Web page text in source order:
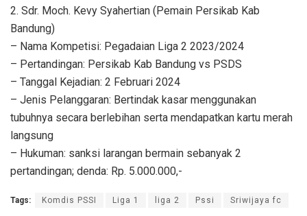
2. Sdr. Moch. Kevy Syahertian (Pemain Persikab Kab
Bandung)
– Nama Kompetisi: Pegadaian Liga 2 2023/2024
– Pertandingan: Persikab Kab Bandung vs PSDS
– Tanggal Kejadian: 2 Februari 2024
– Jenis Pelanggaran: Bertindak kasar menggunakan
tubuhnya secara berlebihan serta mendapatkan kartu merah
langsung
– Hukuman: sanksi larangan bermain sebanyak 2
pertandingan; denda: Rp. 5.000.000,-
Tags: Komdis PSSI Liga 1 liga 2 Pssi Sriwijaya fc